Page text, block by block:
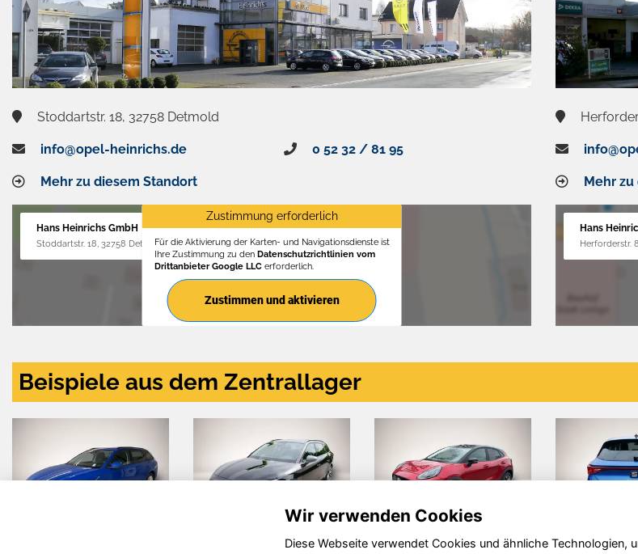
Stoddartstr. 18, 32758 Detmold
info@opel-heinrichs.de 0 52 32 / 81 95
Mehr zu diesem Standort
Hans Heinrichs GmbH
Stoddartstr. 18, 32758 Detmold
Zustimmung erforderlich
Für die Aktivierung der Karten- und Navigationsdienste ist
Ihre Zustimmung zu den Datenschutzrichtlinien vom
Drittanbieter Google LLCerforderlich.
Zustimmen und aktivieren
Mehr
Hans
Herforderstr.
Beispiele aus dem Zentrallager
Wir verwenden Cookies
Diese Webseite verwendet Cookies und ähnliche Technologien,